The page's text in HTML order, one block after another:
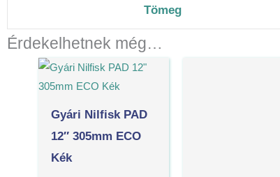
Tömeg
Érdekelhetnek még…
Gyári Nilfisk PAD
12″ 305mm ECO
Kék